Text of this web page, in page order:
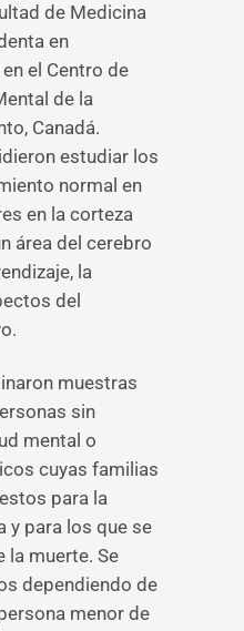
de Medicina
en
el Centro de
de la
Canadá.
estudiar los
normal en
en la corteza
área del cerebro
la
del
muestras
sin
mental o
cuyas familias
para la
y para los que se
la muerte. Se
dependiendo de
menor de